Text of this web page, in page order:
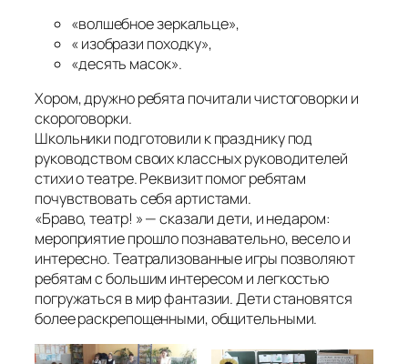
«волшебное зеркальце»,
« изобрази походку»,
«десять масок».
Хором, дружно ребята почитали чистоговорки и
скороговорки.
Школьники подготовили к празднику под
руководством своих классных руководителей
стихи о театре. Реквизит помог ребятам
почувствовать себя артистами.
«Браво, театр! » — сказали дети, и недаром:
мероприятие прошло познавательно, весело и
интересно. Театрализованные игры позволяют
ребятам с большим интересом и легкостью
погружаться в мир фантазии. Дети становятся
более раскрепощенными, общительными.